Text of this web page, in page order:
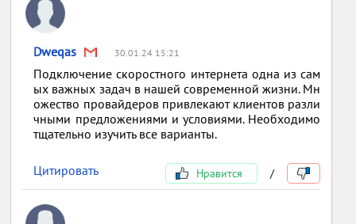
Dweqas 30.01.24 15:21
Подключение скоростного интернета одна из сам
ых важных задач в нашей современной жизни. Мн
ожество провайдеров привлекают клиентов разли
чными предложениями и условиями. Необходимо
тщательно изучить все варианты.
Цитировать Нравится /